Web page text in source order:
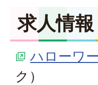
求人情報
ハローワ
ク）